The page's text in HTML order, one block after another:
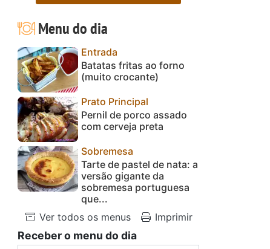
Menu do dia
Entrada
Batatas fritas ao forno
(muito crocante)
Prato Principal
Pernil de porco assado
com cerveja preta
Sobremesa
Tarte de pastel de nata: a
versão gigante da
sobremesa portuguesa
que...
Ver todos os menus
Imprimir
Receber o menu do dia